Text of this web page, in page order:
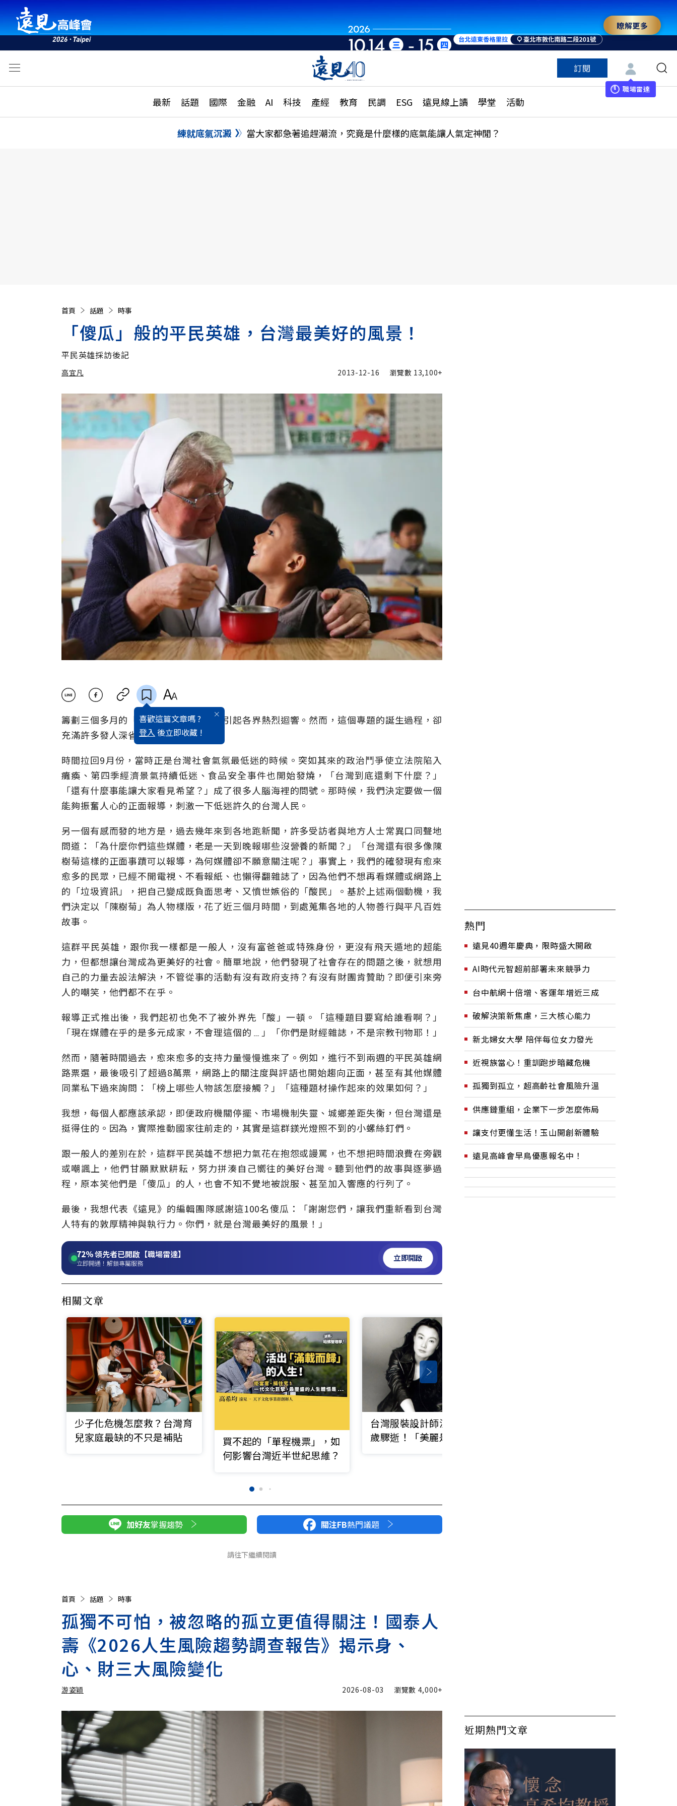
世界重組・洞見未來 與世界領袖同行
瞭解更多
訂閱
職場雷達
最新 話題 國際 金融 AI 科技 產經 教育 民調 ESG 遠見線上讀 學堂 活動
活動
話題
國際
特輯
大學升學、職涯攻略
縣市施政調查全解析
民調
更多訂閱方案
特色頻道
練就底氣沉澱 當大家都急著追趕潮流，究竟是什麼樣的底氣能讓人氣定神閒？
首頁 話題 時事
「傻瓜」般的平民英雄，台灣最美好的風景！
平民英雄採訪後記
高宜凡
高宜凡 加入追蹤
2013-12-16 瀏覽數 13,100+
喜歡這篇文章嗎 ?
登入 後立即收藏 !
籌劃三個多月的「平民英雄」推出後，引起各界熱烈迴響。然而，這個專題的誕生過程，卻
充滿許多發人深省的議題。
時間拉回9月份，當時正是台灣社會氣氛最低迷的時候。突如其來的政治鬥爭使立法院陷入
癱瘓、第四季經濟景氣持續低迷、食品安全事件也開始發燒，「台灣到底還剩下什麼？」
「還有什麼事能讓大家看見希望？」成了很多人腦海裡的問號。那時候，我們決定要做一個
能夠振奮人心的正面報導，刺激一下低迷許久的台灣人民。
另一個有感而發的地方是，過去幾年來到各地跑新聞，許多受訪者與地方人士常異口同聲地
問道：「為什麼你們這些媒體，老是一天到晚報哪些沒營養的新聞？」「台灣還有很多像陳
樹菊這樣的正面事蹟可以報導，為何媒體卻不願意關注呢？」事實上，我們的確發現有愈來
愈多的民眾，已經不開電視、不看報紙、也懶得翻雜誌了，因為他們不想再看媒體或網路上
的「垃圾資訊」，把自己變成既負面思考、又憤世嫉俗的「酸民」。基於上述兩個動機，我
們決定以「陳樹菊」為人物樣版，花了近三個月時間，到處蒐集各地的人物善行與平凡百姓
故事。
這群平民英雄，跟你我一樣都是一般人，沒有富爸爸或特殊身份，更沒有飛天遁地的超能
力，但都想讓台灣成為更美好的社會。簡單地說，他們發現了社會存在的問題之後，就想用
自己的力量去設法解決，不管從事的活動有沒有政府支持？有沒有財團肯贊助？即便引來旁
人的嘲笑，他們都不在乎。
報導正式推出後，我們起初也免不了被外界先「酸」一頓。「這種題目要寫給誰看啊？」
「現在媒體在乎的是多元成家，不會理這個的﹍」「你們是財經雜誌，不是宗教刊物耶！」
然而，隨著時間過去，愈來愈多的支持力量慢慢進來了。例如，進行不到兩週的平民英雄網
路票選，最後吸引了超過8萬票，網路上的關注度與評語也開始趨向正面，甚至有其他媒體
同業私下過來詢問：「榜上哪些人物該怎麼接觸？」「這種題材操作起來的效果如何？」
我想，每個人都應該承認，即便政府機關停擺、市場機制失靈、城鄉差距失衡，但台灣還是
挺得住的。因為，實際推動國家往前走的，其實是這群鎂光燈照不到的小螺絲釘們。
跟一般人的差別在於，這群平民英雄不想把力氣花在抱怨或謾罵，也不想把時間浪費在旁觀
或嘲諷上，他們甘願默默耕耘，努力拼湊自己嚮往的美好台灣。聽到他們的故事與逐夢過
程，原本笑他們是「傻瓜」的人，也會不知不覺地被說服、甚至加入響應的行列了。
最後，我想代表《遠見》的編輯團隊感謝這100名傻瓜：「謝謝您們，讓我們重新看到台灣
人特有的敦厚精神與執行力。你們，就是台灣最美好的風景！」
72%領先者已開啟【職場雷達】
立即開通！解鎖專屬服務
立即開啟
相關文章
少子化危機怎麼救？台灣育
兒家庭最缺的不只是補貼
買不起的「單程機票」，如
何影響台灣近半世紀思維？
台灣服裝設計師溫慶珠69
歲驟逝！「美麗是一種力
加好友掌握趨勢 關注FB熱門議題
請往下繼續閱讀
首頁 話題 時事
孤獨不可怕，被忽略的孤立更值得關注！國泰人
壽《2026人生風險趨勢調查報告》揭示身、
心、財三大風險變化
游姿穎
游姿穎 加入追蹤
2026-08-03 瀏覽數 4,000+
熱門
遠見40週年慶典，限時盛大開啟
AI時代元智超前部署未來競爭力
台中航網十倍增、客運年增近三成
破解決策新焦慮，三大核心能力
新北婦女大學 陪伴每位女力發光
近視族當心！重訓跑步暗藏危機
孤獨到孤立，超高齡社會風險升溫
供應鏈重組，企業下一步怎麼佈局
讓支付更懂生活！玉山開創新體驗
遠見高峰會早鳥優惠報名中！
近期熱門文章